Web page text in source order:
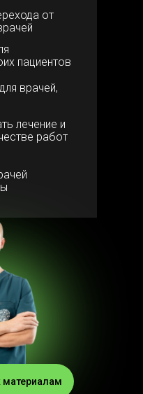
от
пациентов
лечение и
работ
врачей,
материалам